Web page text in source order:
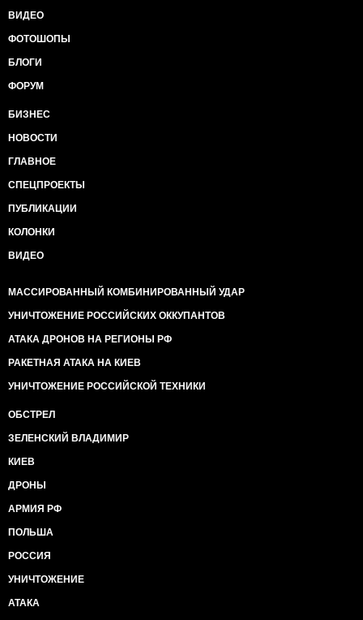
ВИДЕО
ФОТОШОПЫ
БЛОГИ
ФОРУМ
БИЗНЕС
НОВОСТИ
ГЛАВНОЕ
СПЕЦПРОЕКТЫ
ПУБЛИКАЦИИ
КОЛОНКИ
ВИДЕО
МАССИРОВАННЫЙ КОМБИНИРОВАННЫЙ УДАР
УНИЧТОЖЕНИЕ РОССИЙСКИХ ОККУПАНТОВ
АТАКА ДРОНОВ НА РЕГИОНЫ РФ
РАКЕТНАЯ АТАКА НА КИЕВ
УНИЧТОЖЕНИЕ РОССИЙСКОЙ ТЕХНИКИ
ОБСТРЕЛ
ЗЕЛЕНСКИЙ ВЛАДИМИР
КИЕВ
ДРОНЫ
АРМИЯ РФ
ПОЛЬША
РОССИЯ
УНИЧТОЖЕНИЕ
АТАКА